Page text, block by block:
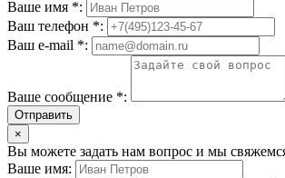
Ваше имя *:
Ваш телефон *:
Ваш e-mail *:
Ваше сообщение *:
Отправить
×
Вы можете задать нам вопрос и мы
Ваше имя: